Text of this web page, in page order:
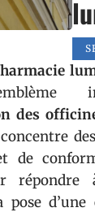
des
de
répondre
pose d’une